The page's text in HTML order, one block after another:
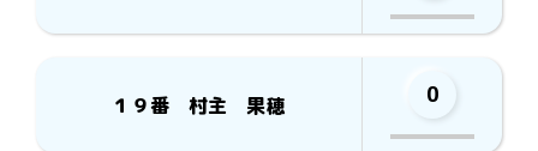
１９番 村主 果穂 0